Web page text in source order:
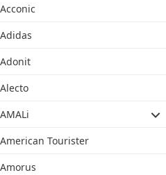
Acconic
Adidas
Adonit
Alecto
AMALi
American Tourister
Amorus